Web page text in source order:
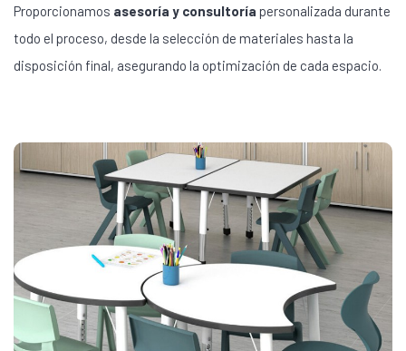
Proporcionamos asesoría y consultoría personalizada durante
todo el proceso, desde la selección de materiales hasta la
disposición final, asegurando la optimización de cada espacio.